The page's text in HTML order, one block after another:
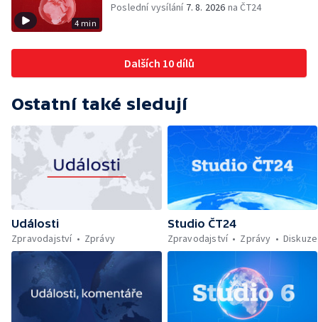
4 min
Poslední vysílání 7. 8. 2026 na ČT24
Dalších 10 dílů
Ostatní také sledují
Události
Zpravodajství
Zprávy
Studio ČT24
Zpravodajství
Zprávy Diskuze